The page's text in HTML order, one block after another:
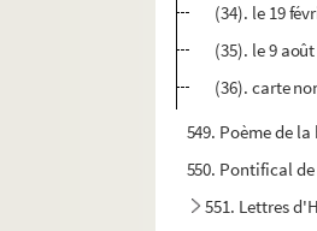
(34). le 19
(35). le 9
(36). carte
549. Poème de
550. Pontifical
551. Lettres